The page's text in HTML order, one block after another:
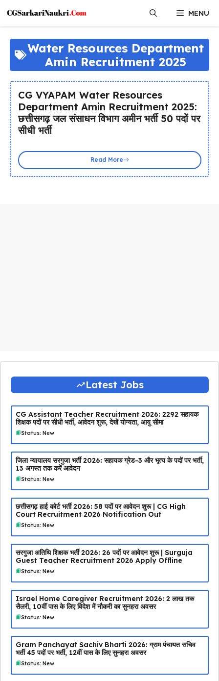
content
MENU
Water Resources Department
Amin Recruitment 2025
CG VYAPAM Water Resources
Department Amin Recruitment 2025:
छत्तीसगढ़ जल संसाधन विभाग अमीन भर्ती 50 पदों पर
सीधी भर्ती
Read More
Latest Jobs
CG Assistant Teacher Recruitment 2026: 2292 सहायक
शिक्षक पदों पर सीधी भर्ती, आवेदन शुरू, देखें योग्यता, आयु सीमा
Status: New
जिला न्यायालय सरगुजा भर्ती 2026: सहायक ग्रेड-3 और भृत्य के पदों पर भर्ती,
13 अगस्त तक करें आवेदन
Status: New
छत्तीसगढ़ हाई कोर्ट भर्ती 2026: 58 पदों पर आवेदन शुरू | CG High
Court Recruitment 2026 Notification Out
Status: New
सरगुजा अतिथि शिक्षक भर्ती 2026: 26 पदों पर आवेदन शुरू | Surguja
Guest Teacher Recruitment 2026 Apply Offline
Status: New
Israel Home Caregiver Recruitment 2026: ₹2 लाख तक
सैलरी, 10वीं पास के लिए विदेश में नौकरी का सुनहरा अवसर
Status: New
Gram Panchayat Sachiv Bharti 2026: ग्राम पंचायत सचिव
भर्ती 45 पदों पर भर्ती, 12वीं पास के लिए सुनहरा अवसर
Status: New